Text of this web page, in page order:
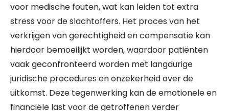
voor medische fouten, wat kan leiden tot extra
stress voor de slachtoffers. Het proces van het
verkrijgen van gerechtigheid en compensatie kan
hierdoor bemoeilijkt worden, waardoor patiënten
vaak geconfronteerd worden met langdurige
juridische procedures en onzekerheid over de
uitkomst. Deze tegenwerking kan de emotionele en
financiële last voor de getroffenen verder